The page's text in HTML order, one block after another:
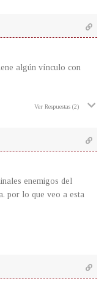
algún vínculo con
Ver Respuestas (2)
enemigos del
por lo que veo a esta